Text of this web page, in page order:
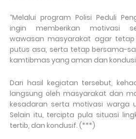
“Melalui program Polisi Peduli
ingin memberikan motivasi
wawasan masyarakat agar
putus asa, serta tetap bersama-
kamtibmas yang aman dan
Dari hasil kegiatan tersebut,
langsung oleh masyarakat dan
kesadaran serta motivasi warga
Selain itu, tercipta pula situasi
tertib, dan kondusif. (***)